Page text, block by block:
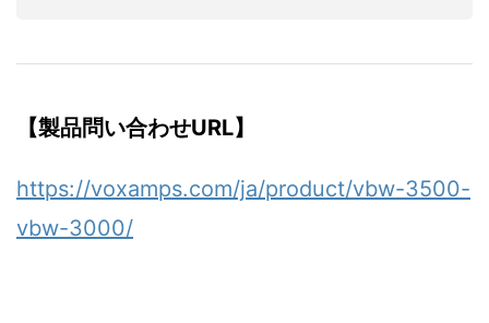
【製品問い合わせURL】
https://voxamps.com/ja/product/vbw-3500-
vbw-3000/